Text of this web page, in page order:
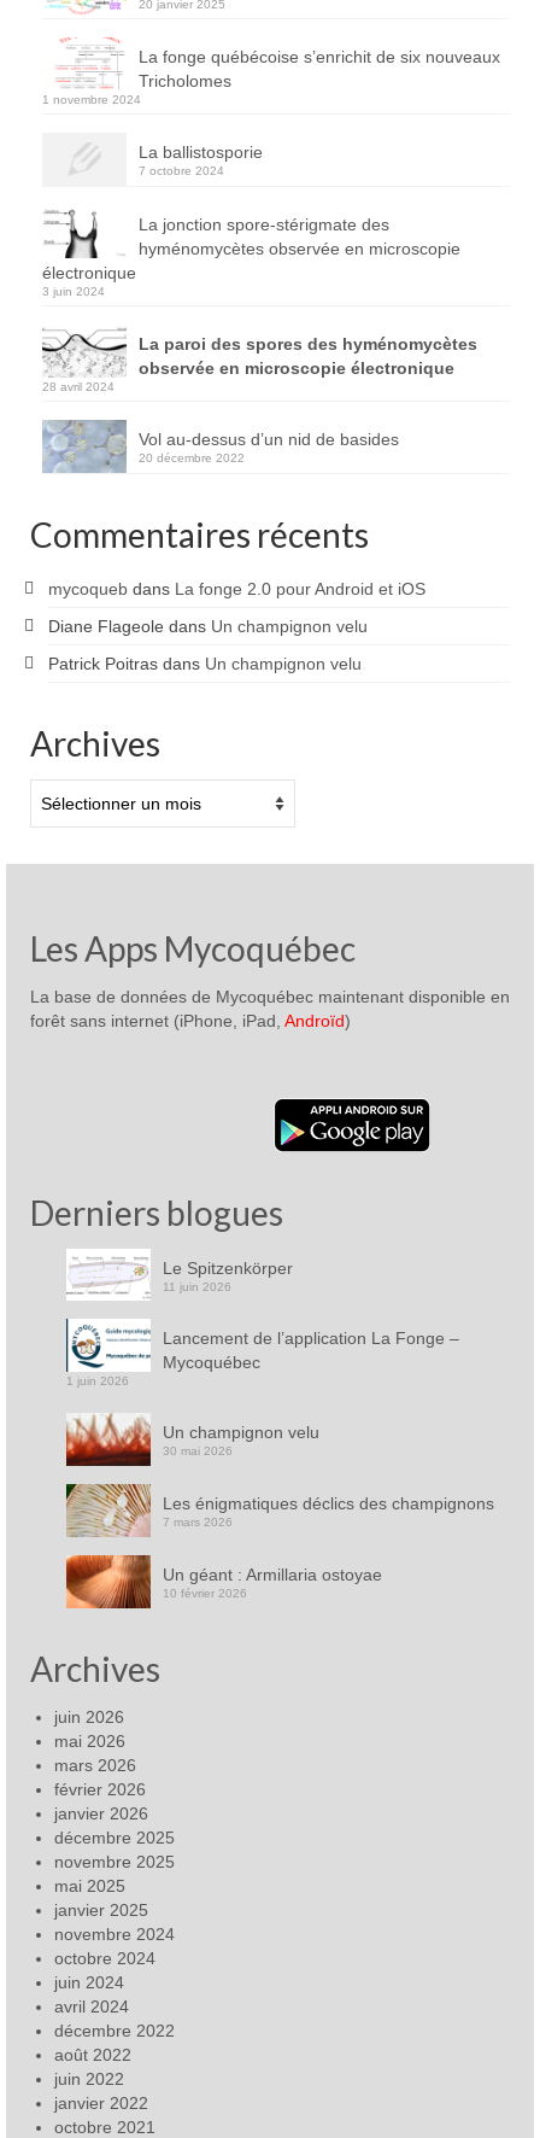
20 janvier 2025
La fonge québécoise s’enrichit de six nouveaux
Tricholomes
1 novembre 2024
La ballistosporie
7 octobre 2024
La jonction spore-stérigmate des
hyménomycètes observée en microscopie
électronique
3 juin 2024
La paroi des spores des hyménomycètes
observée en microscopie électronique
28 avril 2024
Vol au-dessus d’un nid de basides
20 décembre 2022
Commentaires récents
mycoqueb dans La fonge 2.0 pour Android et iOS
Diane Flageole dans Un champignon velu
Patrick Poitras dans Un champignon velu
Archives
Les Apps Mycoquébec
La base de données de Mycoquébec maintenant disponible en
forêt sans internet (iPhone, iPad, Androïd)
Derniers blogues
Le Spitzenkörper
11 juin 2026
Lancement de l’application La Fonge –
Mycoquébec
1 juin 2026
Un champignon velu
30 mai 2026
Les énigmatiques déclics des champignons
7 mars 2026
Un géant : Armillaria ostoyae
10 février 2026
Archives
juin 2026
mai 2026
mars 2026
février 2026
janvier 2026
décembre 2025
novembre 2025
mai 2025
janvier 2025
novembre 2024
octobre 2024
juin 2024
avril 2024
décembre 2022
août 2022
juin 2022
janvier 2022
octobre 2021